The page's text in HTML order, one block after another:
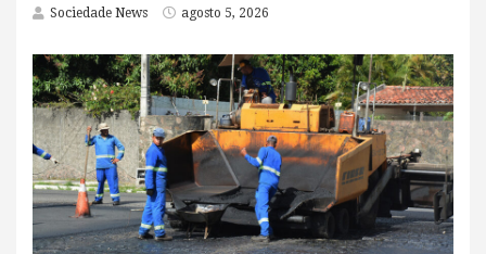
Sociedade News agosto 5, 2026